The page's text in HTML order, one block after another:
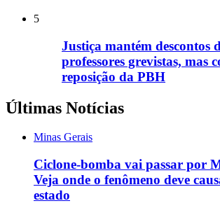
5
Justiça mantém descontos
professores grevistas, mas
reposição da PBH
Últimas Notícias
Minas Gerais
Ciclone-bomba vai passar por
Veja onde o fenômeno deve
estado